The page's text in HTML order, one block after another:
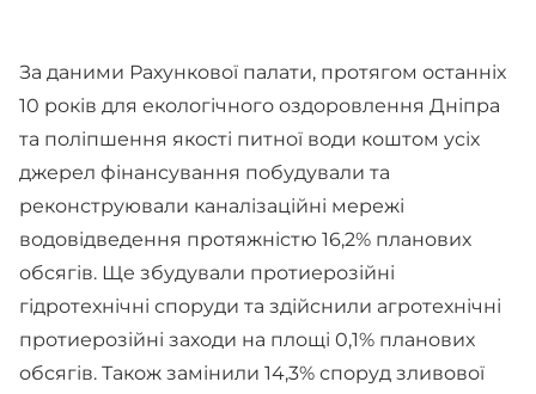
За даними Рахункової палати, протягом останніх
10 років для екологічного оздоровлення Дніпра
та поліпшення якості питної води коштом усіх
джерел фінансування побудували та
реконструювали каналізаційні мережі
водовідведення протяжністю 16,2% планових
обсягів. Ще збудували протиерозійні
гідротехнічні споруди та здійснили агротехнічні
протиерозійні заходи на площі 0,1% планових
обсягів. Також замінили 14,3% споруд зливової